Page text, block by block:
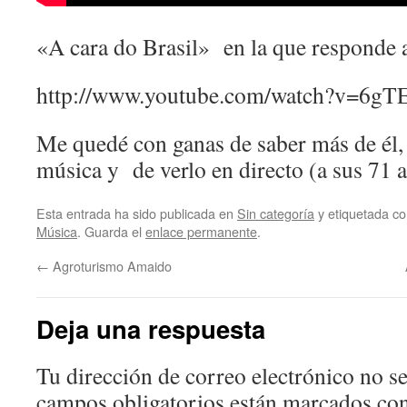
«A cara do Brasil» en la que responde
http://www.youtube.com/
Me quedé con ganas de saber más de
música y de verlo en directo (a sus 71
Esta entrada ha sido publicada en Sin categoría y etiquetada
Música. Guarda el enlace permanente.
← Agroturismo Amaido
Deja una respuesta
Tu dirección de correo electrónico no